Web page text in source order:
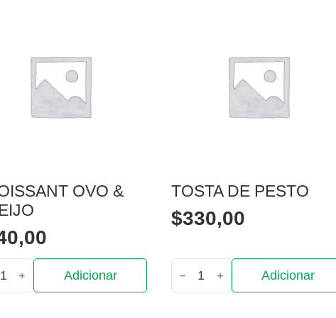
OVO &
Adicionar
TOSTA DE PESTO
$330,00
Quantidade
de
Tosta
Adicionar